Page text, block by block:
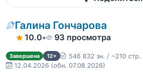
Галина Гончарова
10.0• 93 просмотра
Завершена 12+
546 832 зн. / ~210 стр.
12.04.2026 (обн. 07.08.2026)